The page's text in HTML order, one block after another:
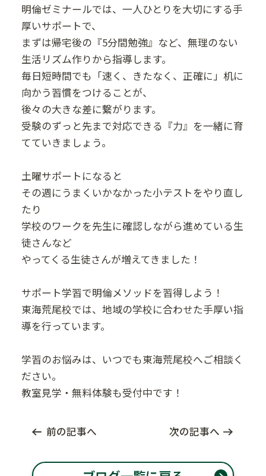
明倫ゼミナールでは、一人ひとりを大切にする手
厚いサポートで、
まずは帰宅後の『5分間勉強』など、無理のない
生活リズム作りから指導します。
毎日短時間でも「速く、きたなく、正確に」机に
向かう習慣をつけることが、
後々の大きな差に繋がります。
受験のずっと先まで対応できる『力』を一緒に育
てていきましょう。
土曜サポートになると
その週にうまくいかなかった小テストをやり直し
たり
学校のワークを先生に確認しながら進めている生
徒さんなど
やってくる生徒さんが増えてきました！
サポート学習で明倫メソッドを習得しよう！
東海荒尾校では、地域の学校に合わせた手厚い指
導を行っています。
学習のお悩みは、いつでも東海荒尾校へご相談く
ださい。
教室見学・無料体験も受付中です！
前の記事へ 次の記事へ